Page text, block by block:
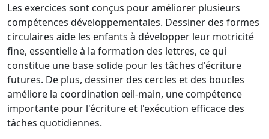
Les exercices sont conçus pour améliorer plusieurs
compétences développementales. Dessiner des formes
circulaires aide les enfants à développer leur motricité
fine, essentielle à la formation des lettres, ce qui
constitue une base solide pour les tâches d'écriture
futures. De plus, dessiner des cercles et des boucles
améliore la coordination œil-main, une compétence
importante pour l'écriture et l'exécution efficace des
tâches quotidiennes.